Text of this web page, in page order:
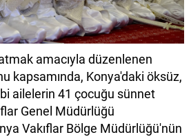
amacıyla düzenlenen
kapsamında, Konya'daki öksüz,
ailelerin 41 çocuğu sünnet
Genel Müdürlüğü
Vakıflar Bölge Müdürlüğü'nün